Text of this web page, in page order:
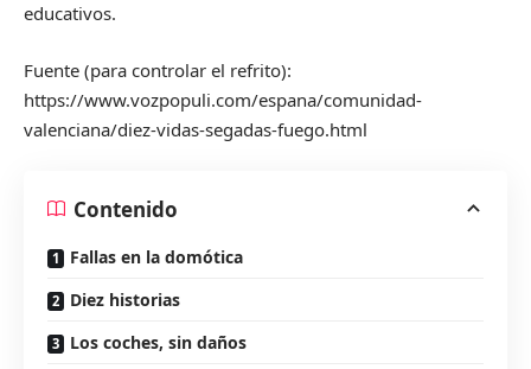
educativos.
Fuente (para controlar el refrito):
https://www.vozpopuli.com/espana/comunidad-
valenciana/diez-vidas-segadas-fuego.html
Contenido
Fallas en la domótica
Diez historias
Los coches, sin daños